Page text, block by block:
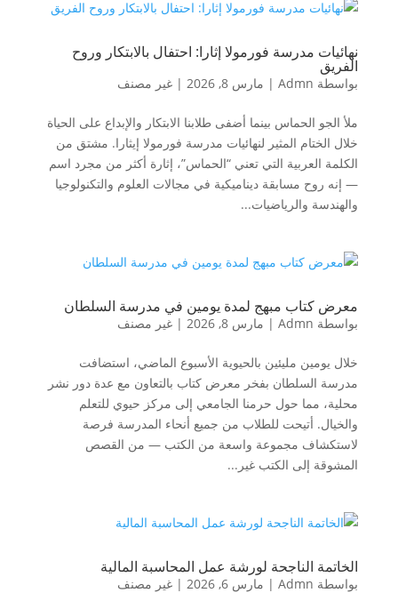
نهائيات مدرسة فورمولا إثارا: احتفال بالابتكار وروح
الفريق
بواسطة Admn
| مارس 8, 2026 | غير مصنف
ملأ الجو الحماس بينما أضفى طلابنا الابتكار والإبداع على الحياة
خلال الختام المثير لنهائيات مدرسة فورمولا إيثارا. مشتق من
الكلمة العربية التي تعني “الحماس”، إثارة أكثر من مجرد اسم
— إنه روح مسابقة ديناميكية في مجالات العلوم والتكنولوجيا
والهندسة والرياضيات...
معرض كتاب مبهج لمدة يومين في مدرسة السلطان
بواسطة Admn
| مارس 8, 2026 | غير مصنف
خلال يومين مليئين بالحيوية الأسبوع الماضي، استضافت
مدرسة السلطان بفخر معرض كتاب بالتعاون مع عدة دور نشر
محلية، مما حول حرمنا الجامعي إلى مركز حيوي للتعلم
والخيال. أتيحت للطلاب من جميع أنحاء المدرسة فرصة
لاستكشاف مجموعة واسعة من الكتب — من القصص
المشوقة إلى الكتب غير...
الخاتمة الناجحة لورشة عمل المحاسبة المالية
بواسطة Admn
| مارس 6, 2026 | غير مصنف